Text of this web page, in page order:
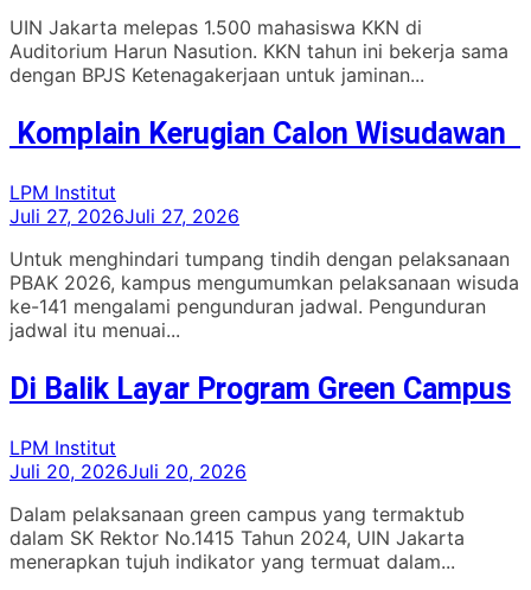
UIN Jakarta melepas 1.500 mahasiswa KKN di
Auditorium Harun Nasution. KKN tahun ini bekerja sama
dengan BPJS Ketenagakerjaan untuk jaminan...
Komplain Kerugian Calon Wisudawan
LPM Institut
Juli 27, 2026Juli 27, 2026
Untuk menghindari tumpang tindih dengan pelaksanaan
PBAK 2026, kampus mengumumkan pelaksanaan wisuda
ke-141 mengalami pengunduran jadwal. Pengunduran
jadwal itu menuai...
Di Balik Layar Program Green Campus
LPM Institut
Juli 20, 2026Juli 20, 2026
Dalam pelaksanaan green campus yang termaktub
dalam SK Rektor No.1415 Tahun 2024, UIN Jakarta
menerapkan tujuh indikator yang termuat dalam...